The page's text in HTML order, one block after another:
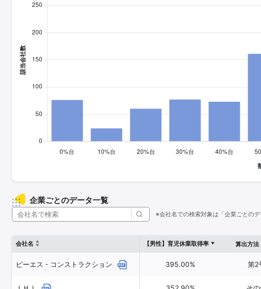
企業ごとのデータ一覧
※会社名での検索対象は「企業ごとの
会社名 【男性】育児休業取得率 算出方法
ピーエス・コンストラクション 395.00% 第2